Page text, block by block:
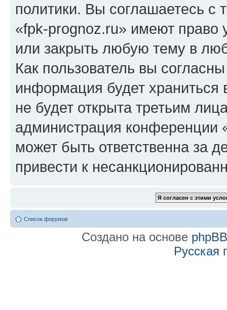
политики. Вы соглашаетесь
«fpk-prognoz.ru» имеют право
или закрыть любую тему в
Как пользователь вы
информация будет
не будет открыта третьим
администрация конференции
может быть ответственна за
привести к
Список форумов
Создано на основе phpBB
Русская